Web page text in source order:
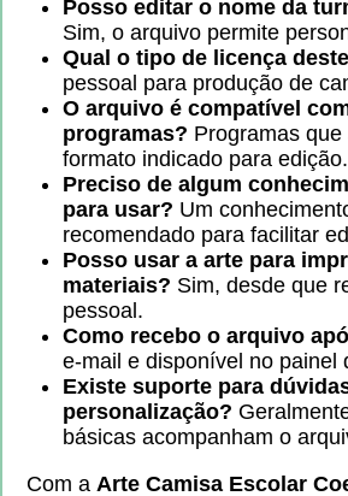
Posso editar o nome da
Sim, o arquivo permite
Qual o tipo de licença
pessoal para produção de
O arquivo é compatível
programas? Programas
formato indicado para edição.
Preciso de algum
para usar? Um
recomendado para facilitar
Posso usar a arte para
materiais? Sim, desde que
pessoal.
Como recebo o arquivo
e-mail e disponível no painel
Existe suporte para
personalização?
básicas acompanham o
Com a Arte Camisa Escolar